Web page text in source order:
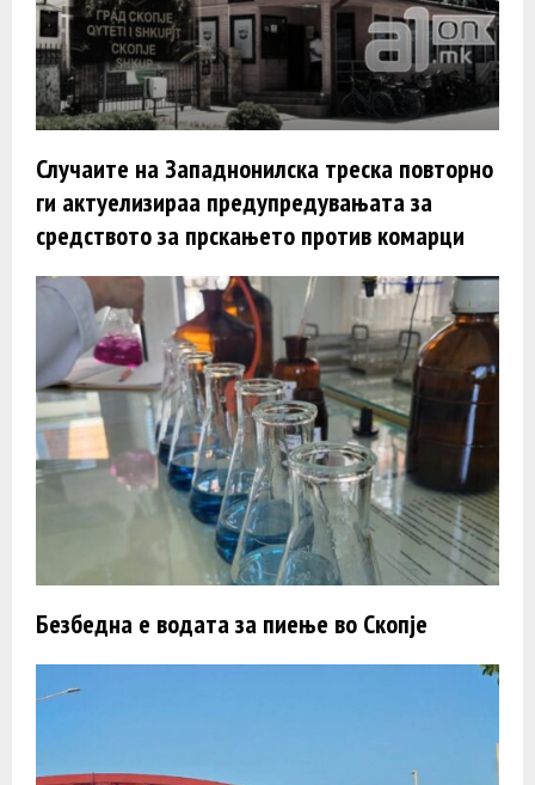
Случаите на Западнонилска треска повторно
ги актуелизираа предупредувањата за
средството за прскањето против комарци
Безбедна е водата за пиење во Скопје